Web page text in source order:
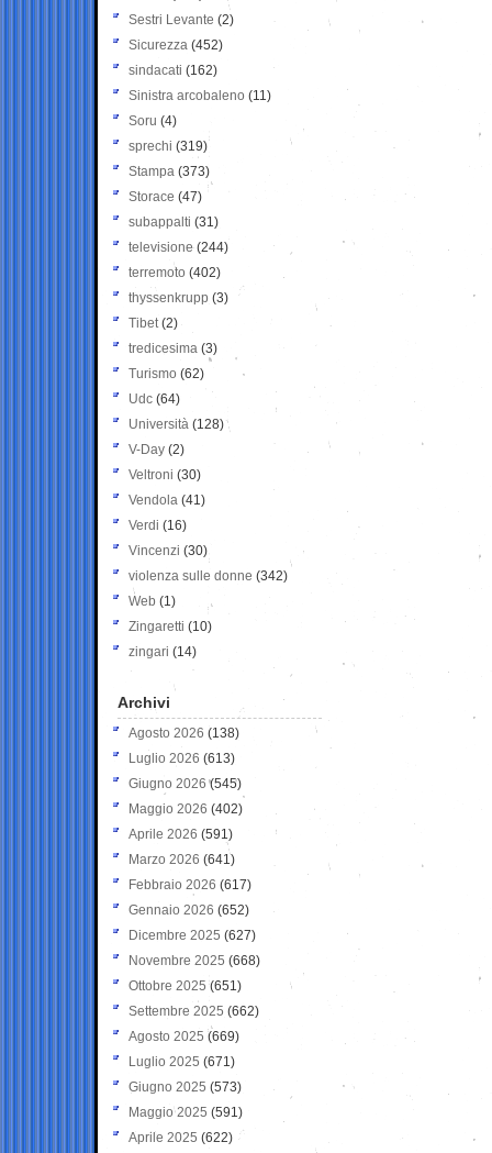
Sestri Levante (2)
Sicurezza (452)
sindacati (162)
Sinistra arcobaleno (11)
Soru (4)
sprechi (319)
Stampa (373)
Storace (47)
subappalti (31)
televisione(244)
terremoto (402)
thyssenkrupp (3)
Tibet(2)
tredicesima (3)
Turismo (62)
Udc (64)
Università (128)
V-Day (2)
Veltroni (30)
Vendola (41)
Verdi (16)
Vincenzi (30)
violenza sulle donne (342)
Web (1)
Zingaretti (10)
zingari (14)
Archivi
Agosto 2026 (138)
Luglio 2026 (613)
Giugno 2026 (545)
Maggio 2026 (402)
Aprile 2026 (591)
Marzo 2026 (641)
Febbraio 2026 (617)
Gennaio 2026 (652)
Dicembre 2025 (627)
Novembre 2025 (668)
Ottobre 2025 (651)
Settembre 2025 (662)
Agosto 2025 (669)
Luglio 2025 (671)
Giugno 2025 (573)
Maggio 2025 (591)
Aprile 2025 (622)